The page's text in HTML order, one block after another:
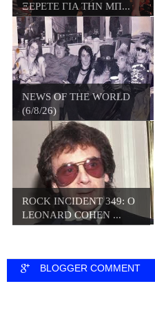
ΞΕΡΕΤΕ ΓΙΑ ΤΗΝ ΜΠ...
NEWS OF THE WORLD
(6/8/26)
ROCK INCIDENT 349: O
LEONARD COHEN ...
BLOGGER COMMENT